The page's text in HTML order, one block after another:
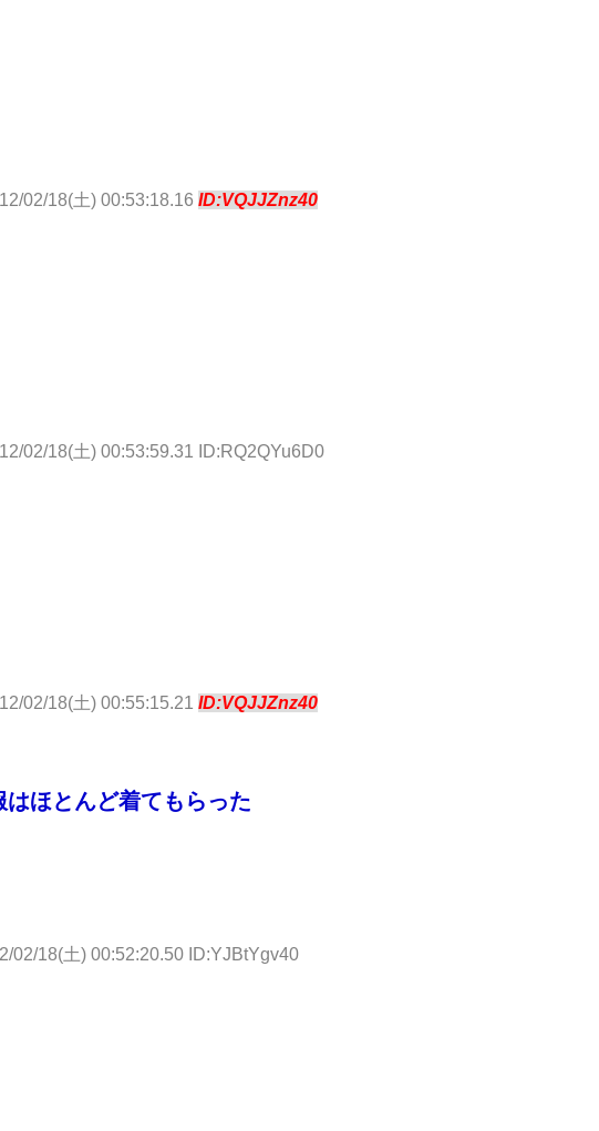
02/18(土) 00:53:18.16 ID:VQJJZnz40
02/18(土) 00:53:59.31 ID:RQ2QYu6D0
02/18(土) 00:55:15.21 ID:VQJJZnz40
ほとんど着てもらった
02/18(土) 00:52:20.50 ID:YJBtYgv40